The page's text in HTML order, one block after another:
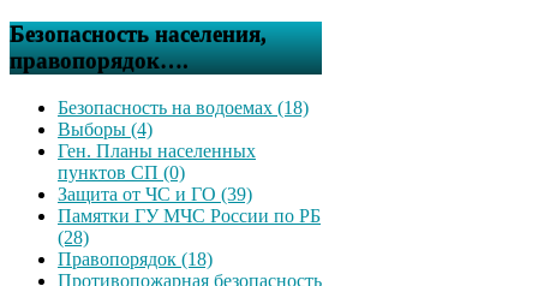
Безопасность населения,
правопорядок….
Безопасность на водоемах (18)
Выборы (4)
Ген. Планы населенных
пунктов СП (0)
Защита от ЧС и ГО (39)
Памятки ГУ МЧС России по РБ
(28)
Правопорядок (18)
Противопожарная безопасность